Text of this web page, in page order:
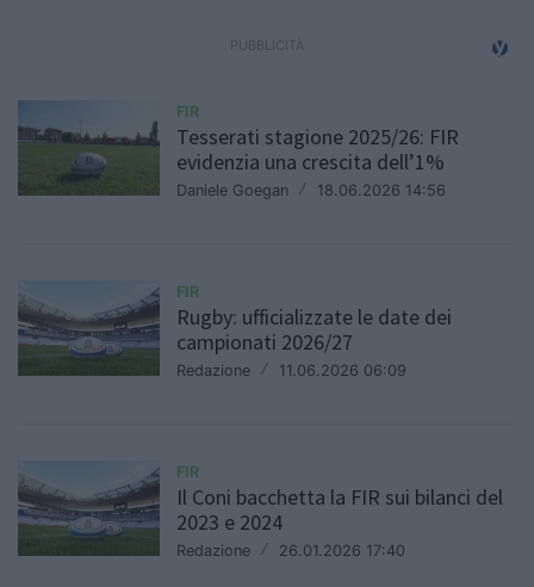
FIR
Tesserati stagione 2025/26: FIR
evidenzia una crescita dell’1%
Daniele Goegan / 18.06.2026 14:56
FIR
Rugby: ufficializzate le date dei
campionati 2026/27
Redazione / 11.06.2026 06:09
FIR
Il Coni bacchetta la FIR sui bilanci del
2023 e 2024
Redazione / 26.01.2026 17:40